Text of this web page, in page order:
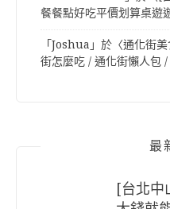
餐餐點好吃平價划算桌遊
「Joshua 」於〈通化街
街怎麼吃 / 通化街懶人包
最
[台北中